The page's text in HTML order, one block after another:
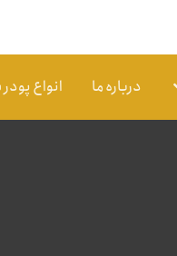
درباره ما انواع